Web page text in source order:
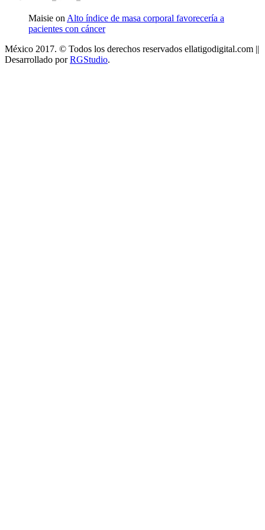
Maisie on Alto índice de masa corporal favorecería a
pacientes con cáncer
México 2017. © Todos los derechos reservados ellatigodigital.com ||
Desarrollado porRGStudio.